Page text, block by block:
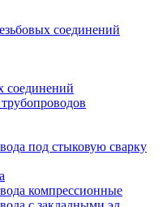
соединений
соединений
под стыковую сварку
компрессионные